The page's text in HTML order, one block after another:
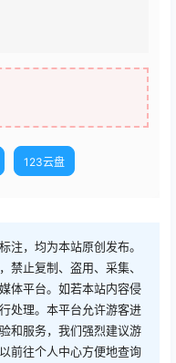
123云盘
注，均为本站原创发布。
禁止复制、盗用、采集、
体平台。如若本站内容侵
处理。本平台允许游客进
和服务，我们强烈建议游
前往个人中心方便地查询